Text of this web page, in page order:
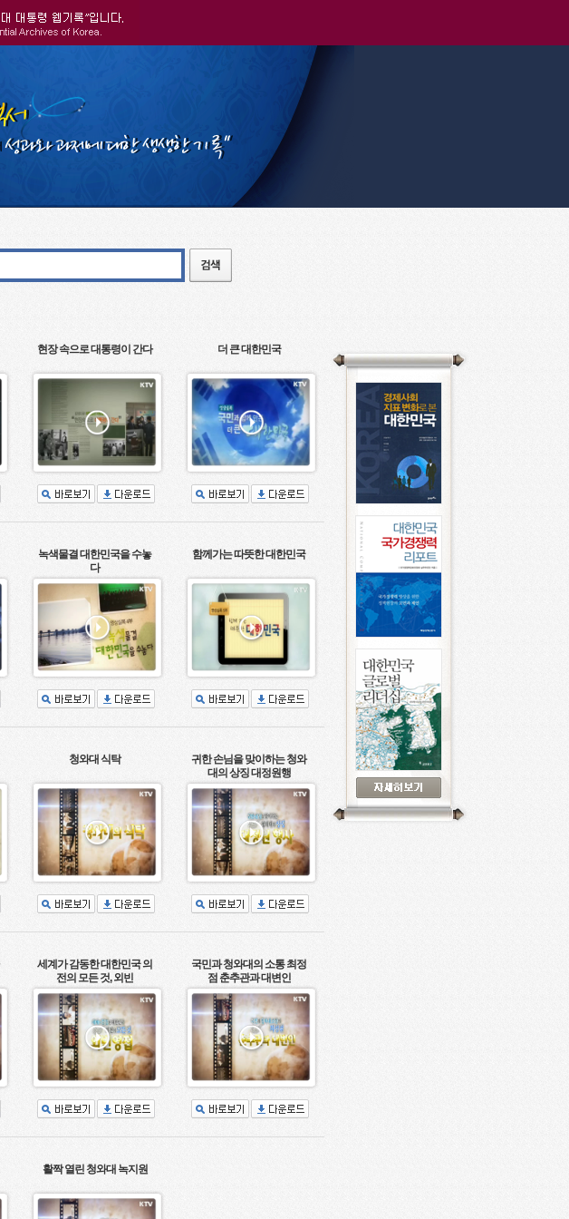
현장 속으로 대통령이 간다 더 큰 대한민국
녹색물결 대한민국을 수놓
다
함께가는 따뜻한 대한민국
청와대 식탁
귀한 손님을 맞이하는 청와
대의 상징 대정원행
세계가 감동한 대한민국 의
전의 모든 것, 외빈
국민과 청와대의 소통 최정
점 춘추관과 대변인
활짝 열린 청와대 녹지원